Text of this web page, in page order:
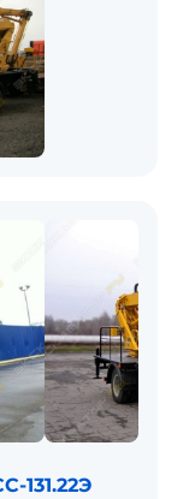
131.22Э